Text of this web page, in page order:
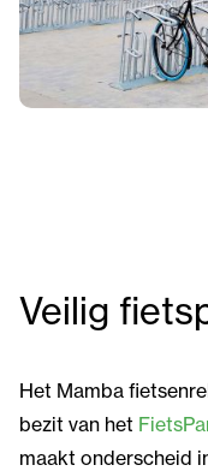
Veilig
Het Mamba
bezit van het
maakt onderscheid